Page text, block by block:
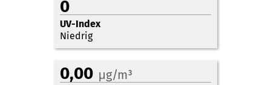
0
UV-Index
Niedrig
0,00 μg/m³